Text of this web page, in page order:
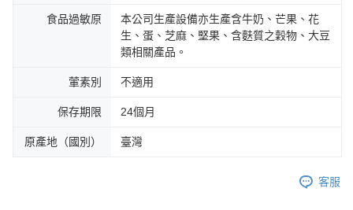
食品過敏原
本公司生產設備亦生產含牛奶、芒果、花
生、蛋、芝麻、堅果、含麩質之穀物、大豆
類相關產品。
葷素別 不適用
保存期限 24個月
原產地（國別） 臺灣
客服